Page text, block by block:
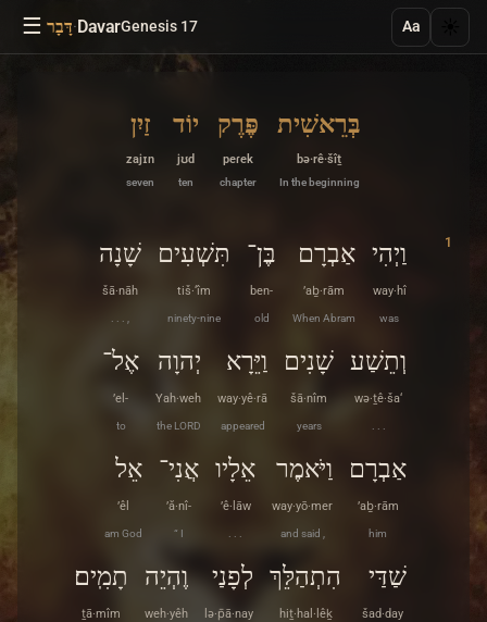
☰ דָּבָר·DavarGenesis 17 Aa
בְּרֵאשִׁית
bə·rê·šîṯ
In the beginning
פֶּרֶק
peɾek
chapter
יוֹד
jʊd
ten
זַיִן
zajɪn
seven
1 וַיְהִי
way·hî
was
אַבְרָם
’aḇ·rām
When Abram
בֶּן־
ben-
old
תִּשְׁעִים
tiš·‘îm
ninety-nine
שָׁנָה
šā·nāh
. . . ,
וְתֵשַׁע
wə·ṯê·ša‘
. . .
שָׁנִים
šā·nîm
years
וַיֵּרָא
way·yê·rā
appeared
יְהוָה
Yah·weh
the LORD
אֶל־
’el-
to
אַבְרָם
’aḇ·rām
him
וַיֹּאמֶר
way·yō·mer
and said ,
אֵלָיו
’ê·lāw
. . .
אֲנִי־
’ă·nî-
“ I
אֵל
’êl
am God
שַׁדַּי
šad·day
הִתְהַלֵּךְ
hiṯ·hal·lêḵ
לְפָנַי
lə·p̄ā·nay
וֶהְיֵה
weh·yêh
תָמִֽים׃
ṯā·mîm